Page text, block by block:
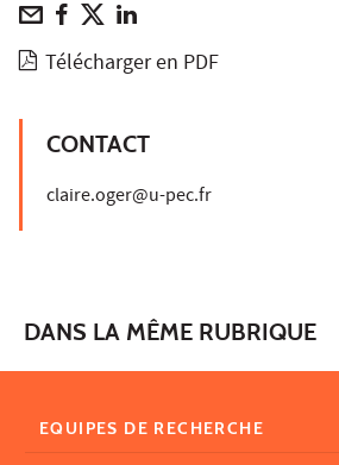
Télécharger en PDF
CONTACT
claire.oger@u-pec.fr
DANS LA MÊME RUBRIQUE
EQUIPES DE RECHERCHE